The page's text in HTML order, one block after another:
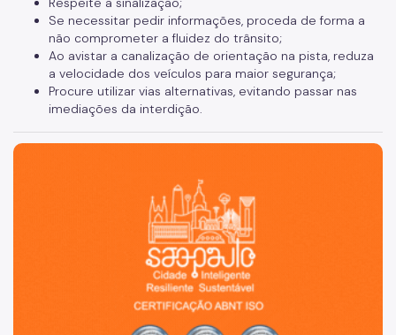
Se necessitar pedir informações, proceda de forma a
não comprometer a fluidez do trânsito;
Ao avistar a canalização de orientação na pista, reduza
a velocidade dos veículos para maior segurança;
Procure utilizar vias alternativas, evitando passar nas
imediações da interdição.
São Paulo, cidade inteligente, resiliente e sustentável